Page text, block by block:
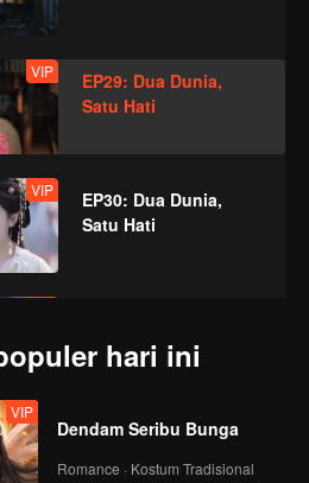
VIP
EP29: Dua Dunia,
Satu Hati
VIP
EP30: Dua Dunia,
Satu Hati
Satu Hati
VIP
EP32: Dua Dunia,
Satu Hati
hari ini
VIP
Dendam Seribu Bunga
Romance · Kostum Tradisional